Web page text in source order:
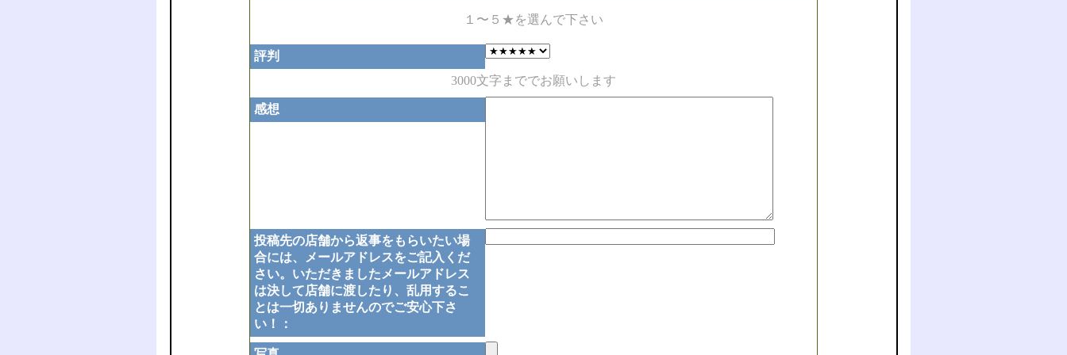
１〜５★を選んで下さい
評判
3000文字まででお願いします
感想
投稿先の店舗から返事をもらいたい場
合には、メールアドレスをご記入くだ
さい。いただきましたメールアドレス
は決して店舗に渡したり、乱用するこ
とは一切ありませんのでご安心下さ
い！：